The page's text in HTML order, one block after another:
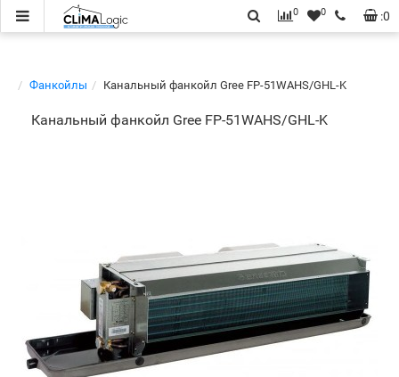
:0
0 0
Фанкойлы Канальный фанкойл Gree FP-51WAHS/GHL-K
Канальный фанкойл Gree FP-51WAHS/GHL-K